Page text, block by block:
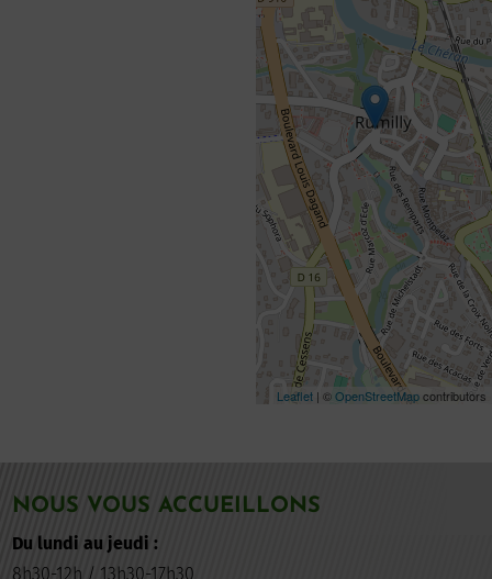
Leaflet | ©OpenStreetMapcontributors
NOUS VOUS ACCUEILLONS
Du lundi au jeudi :
8h30-12h / 13h30-17h30